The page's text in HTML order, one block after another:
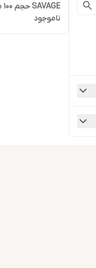
SAVAGE حجم 100 میلی لیتر
ناموجود